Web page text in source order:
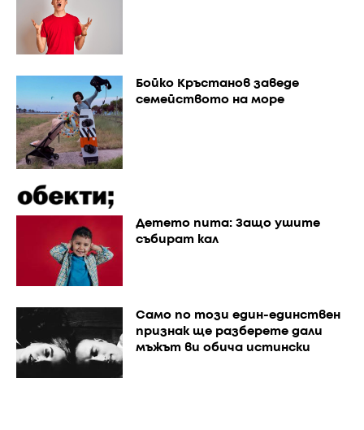
Бойко Кръстанов заведе
семейството на море
Детето пита: Защо ушите
събират кал
Само по този един-единствен
признак ще разберете дали
мъжът ви обича истински